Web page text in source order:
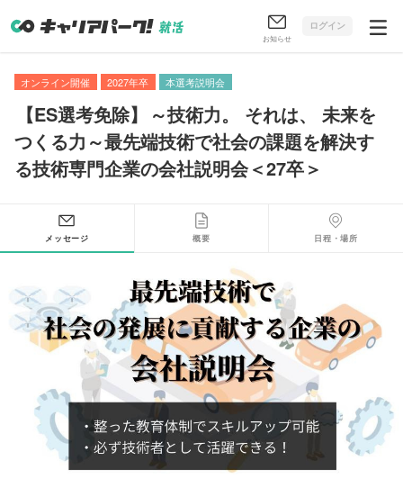
お知らせ
ログイン
オンライン開催 2027年卒 本選考説明会
【ES選考免除】 ～技術力。 それは、
未来を
つくる力～最先端技術で社会の課題を解決す
る技術専門企業の会社説明会＜27卒＞
メッセージ 概要 日程・場所